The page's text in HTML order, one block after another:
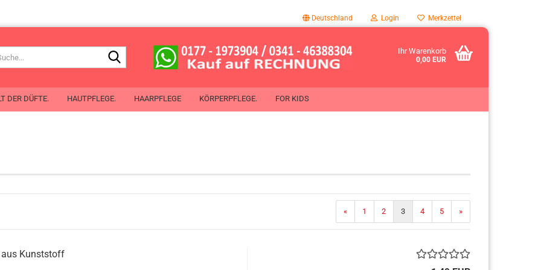
Deutschland Login Merkzettel
Ihr Warenkorb
0,00 EUR
DER DÜFTE. HAUTPFLEGE. HAARPFLEGE KÖRPERPFLEGE. FOR KIDS
« 1 2 3 4 5 »
aus Kunst­stoff